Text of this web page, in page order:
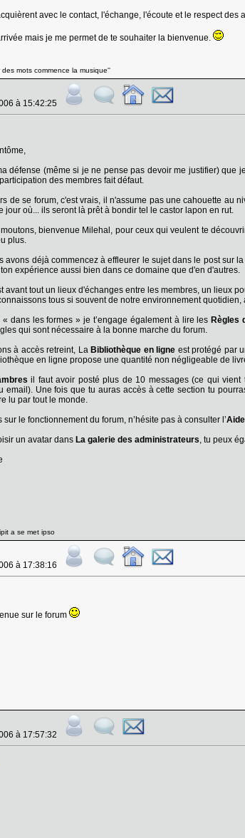
avec le contact, l'échange, l'écoute et le respect des
mais je me permet de te souhaiter la bienvenue.
mots commence la musique''
à 15:42:25
défense (même si je ne pense pas devoir me justifier) que
des membres fait défaut.
de se forum, c'est vrais, il n'assume pas une cahouette au
jour où... ils seront là prêt à bondir tel le castor lapon en rut.
bienvenue Milehal, pour ceux qui veulent te
plus.
avons déjà commencez à effleurer le sujet dans le post sur
expérience aussi bien dans ce domaine que d'en d'autres.
avant tout un lieux d'échanges entre les membres, un lieux
tous si souvent de notre environnement quotidien,
« dans les formes » je t’engage également à lire les Règles
qui sont nécessaire à la bonne marche du forum.
à accès retreint, La Bibliothèque en ligne est protégé par
en ligne propose une quantité non négligeable de
il faut avoir posté plus de 10 messages (ce qui
email). Une fois que tu auras accès à cette section tu
lu par tout le monde.
le fonctionnement du forum, n’hésite pas à consulter l’
un avatar dans La galerie des administrateurs, tu peux
a se met ipso
à 17:38:16
sur le forum
à 17:57:32